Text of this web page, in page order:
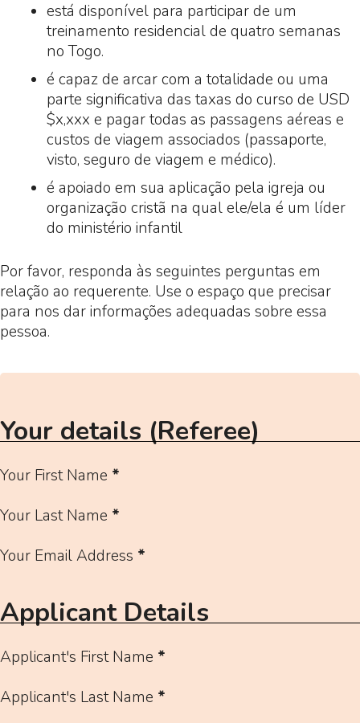
está disponível para participar de um
treinamento residencial de quatro semanas
no Togo.
é capaz de arcar com a totalidade ou uma
parte significativa das taxas do curso de USD
$x,xxx e pagar todas as passagens aéreas e
custos de viagem associados (passaporte,
visto, seguro de viagem e médico).
é apoiado em sua aplicação pela igreja ou
organização cristã na qual ele/ela é um líder
do ministério infantil
Por favor, responda às seguintes perguntas em
relação ao requerente. Use o espaço que precisar
para nos dar informações adequadas sobre essa
pessoa.
Your details (Referee)
Your First Name *
Your Last Name *
Your Email Address *
Applicant Details
Applicant's First Name *
Applicant's Last Name *